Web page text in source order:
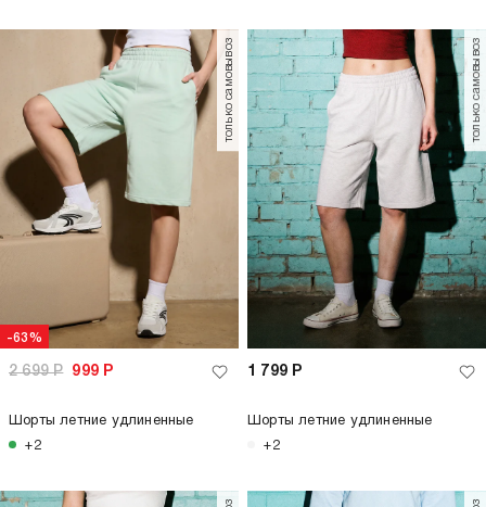
-63%
только самовывоз
2 699Р 999 Р
Шорты летние удлиненные
+2
только самовывоз
1 799 Р
Шорты летние удлиненные
+2